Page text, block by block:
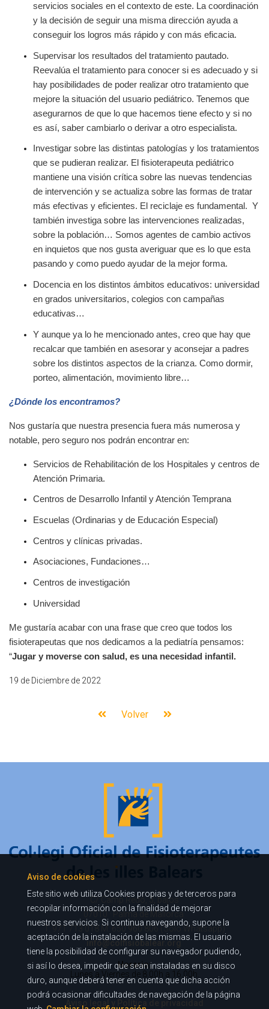
servicios sociales en el contexto de este. La coordinación
y la decisión de seguir una misma dirección ayuda a
conseguir los logros más rápido y con más eficacia.
Supervisar los resultados del tratamiento pautado.
Reevalúa el tratamiento para conocer si es adecuado y si
hay posibilidades de poder realizar otro tratamiento que
mejore la situación del usuario pediátrico. Tenemos que
asegurarnos de que lo que hacemos tiene efecto y si no
es así, saber cambiarlo o derivar a otro especialista.
Investigar sobre las distintas patologías y los tratamientos
que se pudieran realizar. El fisioterapeuta pediátrico
mantiene una visión crítica sobre las nuevas tendencias
de intervención y se actualiza sobre las formas de tratar
más efectivas y eficientes. El reciclaje es fundamental. Y
también investiga sobre las intervenciones realizadas,
sobre la población… Somos agentes de cambio activos
en inquietos que nos gusta averiguar que es lo que esta
pasando y como puedo ayudar de la mejor forma.
Docencia en los distintos ámbitos educativos: universidad
en grados universitarios, colegios con campañas
educativas…
Y aunque ya lo he mencionado antes, creo que hay que
recalcar que también en asesorar y aconsejar a padres
sobre los distintos aspectos de la crianza. Como dormir,
porteo, alimentación, movimiento libre…
¿Dónde los encontramos?
Nos gustaría que nuestra presencia fuera más numerosa y
notable, pero seguro nos podrán encontrar en:
Servicios de Rehabilitación de los Hospitales y centros de
Atención Primaria.
Centros de Desarrollo Infantil y Atención Temprana
Escuelas (Ordinarias y de Educación Especial)
Centros y clínicas privadas.
Asociaciones, Fundaciones…
Centros de investigación
Universidad
Me gustaría acabar con una frase que creo que todos los
fisioterapeutas que nos dedicamos a la pediatría pensamos:
“Jugar y moverse con salud, es una necesidad infantil.
19 de Diciembre de 2022
Volver
Aviso de cookies
Este sitio web utiliza Cookies propias y de terceros para
recopilar información con la finalidad de mejorar
nuestros servicios. Si continua navegando, supone la
aceptación de la instalación de las mismas. El usuario
tiene la posibilidad de configurar su navegador pudiendo,
si así lo desea, impedir que sean instaladas en su disco
duro, aunque deberá tener en cuenta que dicha acción
podrá ocasionar dificultades de navegación de la página
C/ Camp Redó, 3, bajos
07010 · Palma de Mallorca
T. 971 713 018 M. 650 960 806 (Sólo Whatsapp)
info@colfisiobalear.org
Horario:
Lunes a Viernes de 8.00h a 16.00h.